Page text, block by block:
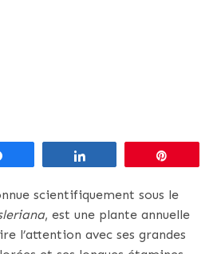
scientifiquement sous le
, est une plante annuelle
l’attention avec ses grandes